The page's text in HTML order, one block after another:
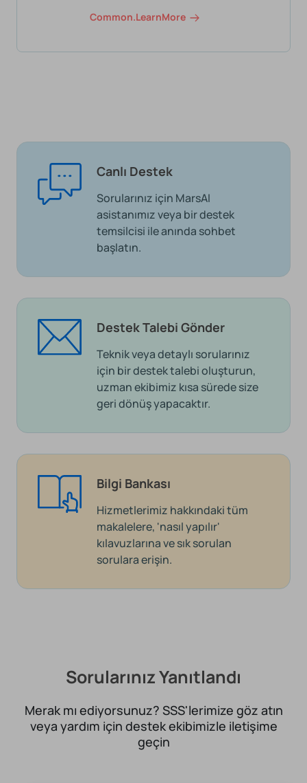
Common.learnMore
Canlı Destek
Sorularınız için MarsAI
asistanımız veya bir destek
temsilcisi ile anında sohbet
başlatın.
Destek Talebi Gönder
Teknik veya detaylı sorularınız
için bir destek talebi oluşturun,
uzman ekibimiz kısa sürede size
geri dönüş yapacaktır.
Bilgi Bankası
Hizmetlerimiz hakkındaki tüm
makalelere, 'nasıl yapılır'
kılavuzlarına ve sık sorulan
sorulara erişin.
Sorularınız Yanıtlandı
Merak mı ediyorsunuz? SSS'lerimize göz atın
veya yardım için destek ekibimizle iletişime
geçin